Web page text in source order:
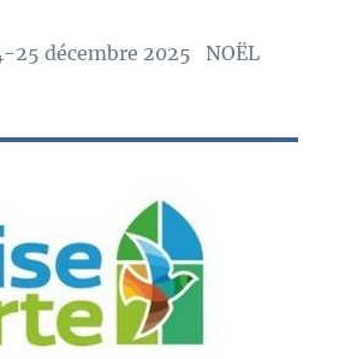
25 décembre 2025 NOËL